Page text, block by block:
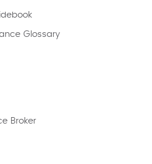
Glossary
Broker